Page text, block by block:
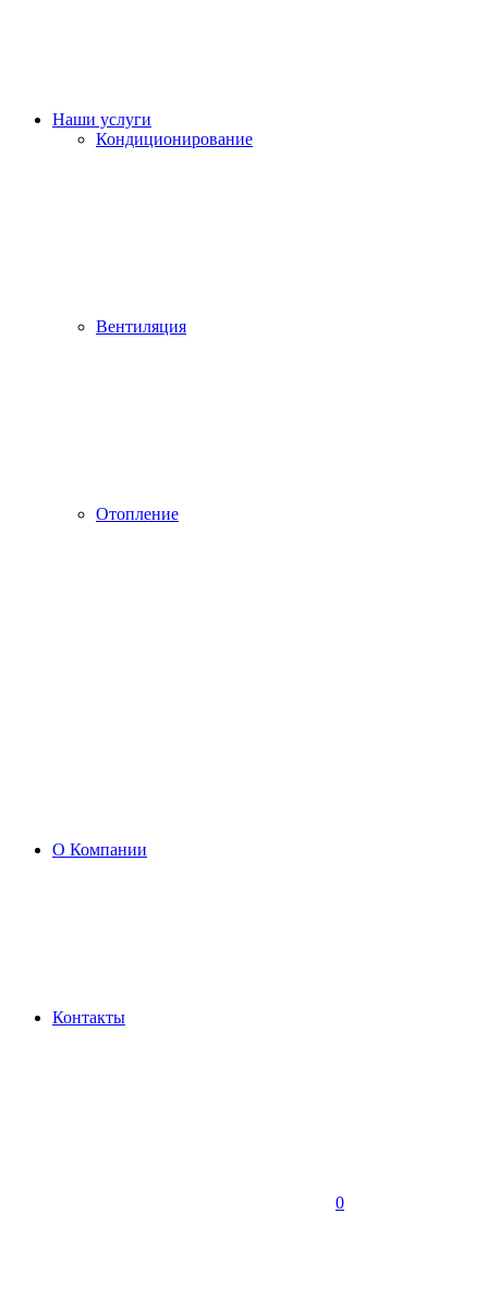
Наши услуги
Кондиционирование
Вентиляция
Отопление
О Компании
Контакты
0